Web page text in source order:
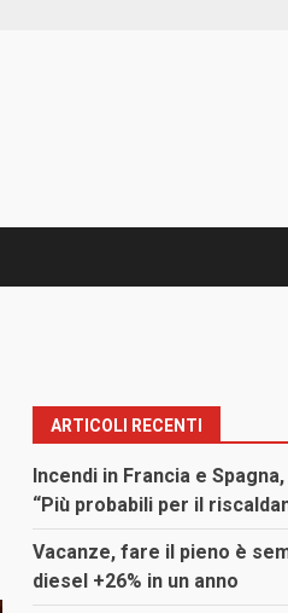
ARTICOLI RECENTI
Incendi in Francia e
“Più probabili per il
Vacanze, fare il pieno è
diesel +26% in un anno